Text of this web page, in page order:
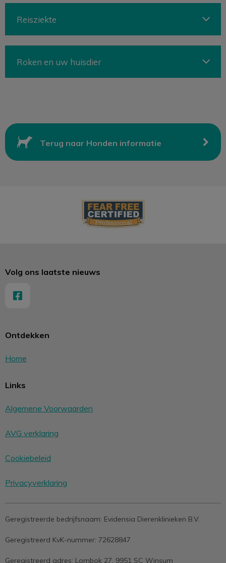
Reisziekte
Roken en uw huisdier
Terug naar Honden informatie
Ontdekken
Home
Links
Algemene Voorwaarden
AVG verklaring
Cookiebeleid
Privacyverklaring
Volg ons laatste nieuws
Geregistreerde bedrijfsnaam: Evidensia Dierenklinieken B.V.
Geregistreerd KvK-nummer: 72628847
Geregistreerd adres: Lombok 27, 9951 SC Winsum